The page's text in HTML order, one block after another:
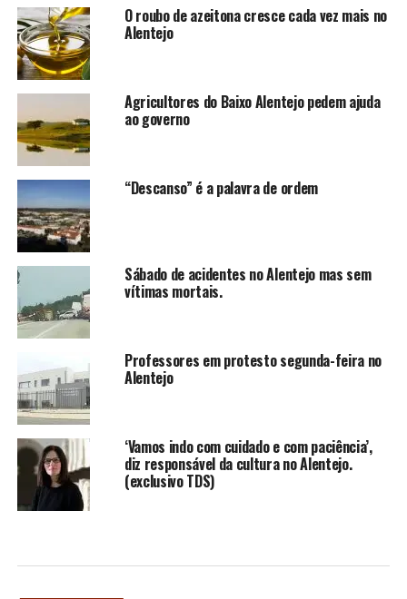
O roubo de azeitona cresce cada vez mais no
Alentejo
Agricultores do Baixo Alentejo pedem ajuda
ao governo
“Descanso” é a palavra de ordem
Sábado de acidentes no Alentejo mas sem
vítimas mortais.
Professores em protesto segunda-feira no
Alentejo
‘Vamos indo com cuidado e com paciência’,
diz responsável da cultura no Alentejo.
(exclusivo TDS)